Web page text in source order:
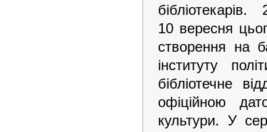
10 вересня
створення на
інституту
бібліотечне
офіційною
культури. У